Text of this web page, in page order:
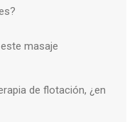
masaje
de flotación, ¿en